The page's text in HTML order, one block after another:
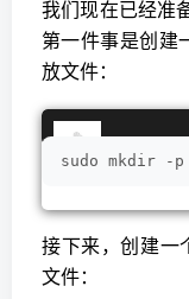
我们现在已经准
第一件事是创建
放文件：
sudo mkdir
接下来，创建一
文件：